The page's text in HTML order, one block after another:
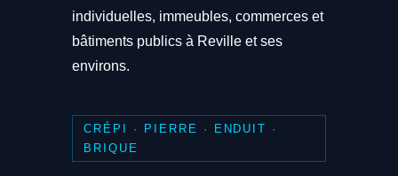
individuelles, immeubles, commerces et
bâtiments publics à Reville et ses
environs.
CRÉPI · PIERRE · ENDUIT ·
BRIQUE